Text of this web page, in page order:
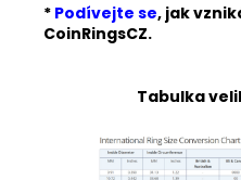
* Podívejte se, jak
CoinRingsCZ.
Tabulka